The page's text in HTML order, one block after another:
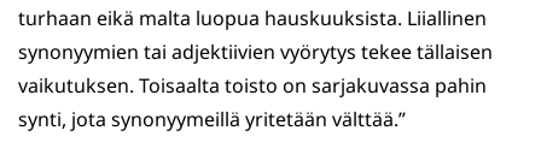
turhaan eikä malta luopua hauskuuksista. Liiallinen
synonyymien tai adjektiivien vyörytys tekee tällaisen
vaikutuksen. Toisaalta toisto on sarjakuvassa pahin
synti, jota synonyymeillä yritetään välttää.”